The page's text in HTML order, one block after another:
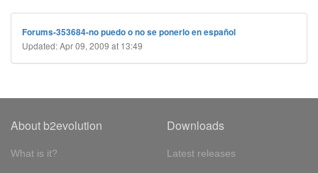
Forums-353684-no puedo o no se ponerlo en español
Updated: Apr 09, 2009 at 13:49
About b2evolution
What is it?
Downloads
Latest releases